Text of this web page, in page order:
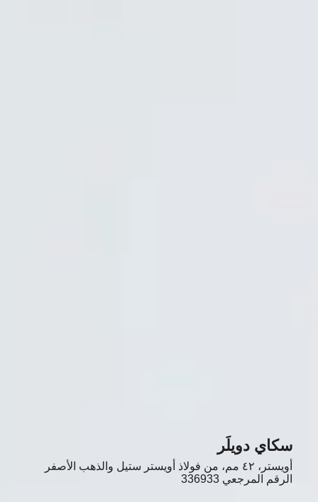
سكاي دويلَر
أويستر، ٤٢ مم، من فولاذ أويستر ستيل والذهب الأصفر
الرقم المرجعي 336933